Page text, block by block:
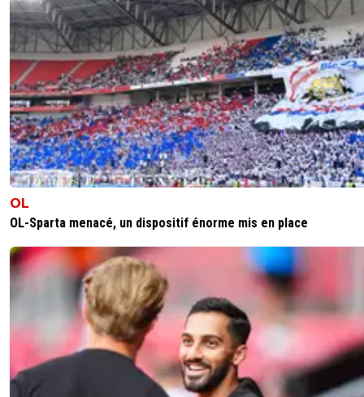
OL
OL-Sparta menacé, un dispositif énorme mis en place